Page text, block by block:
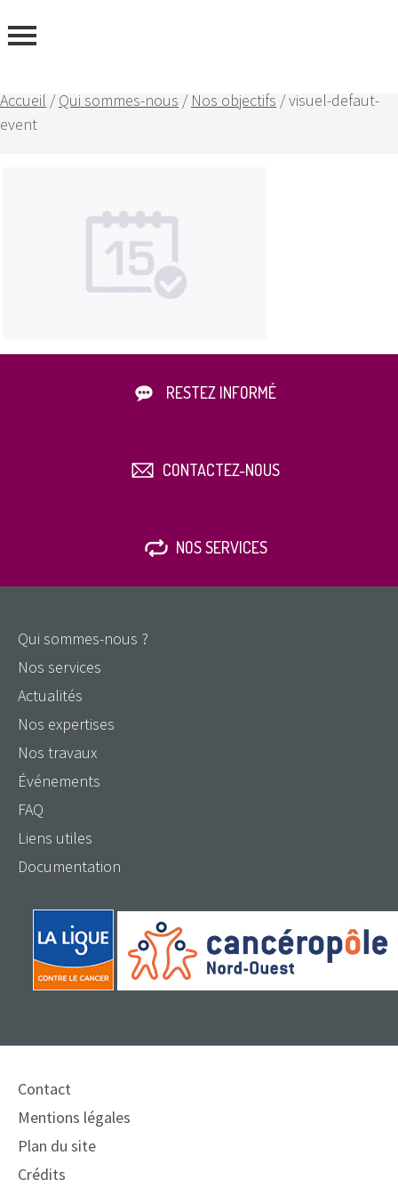
Accueil /Qui sommes-nous / Nos objectifs /visuel-defaut-
event
RESTEZ INFORMÉ
CONTACTEZ-NOUS
NOS SERVICES
Qui sommes-nous ?
Nos services
Actualités
Nos expertises
Nos travaux
Événements
FAQ
Liens utiles
Documentation
Contact
Mentions légales
Plan du site
Crédits